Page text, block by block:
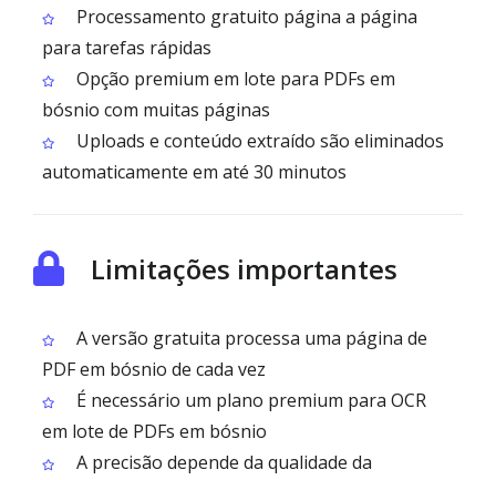
Processamento gratuito página a página
para tarefas rápidas
Opção premium em lote para PDFs em
bósnio com muitas páginas
Uploads e conteúdo extraído são eliminados
automaticamente em até 30 minutos
Limitações importantes
A versão gratuita processa uma página de
PDF em bósnio de cada vez
É necessário um plano premium para OCR
em lote de PDFs em bósnio
A precisão depende da qualidade da